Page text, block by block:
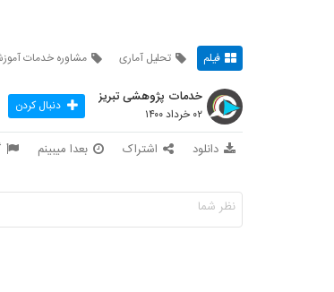
فیلم تحلیل آماری مشاوره خدمات
خدمات پژوهشی تبریز
۰۲ خرداد ۱۴۰۰ دنبال کردن
دانلود اشتراک بعدا میبینم